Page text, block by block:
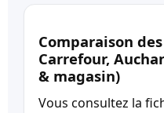
Comparaison
Carrefour,
& magasin)
Vous consultez la